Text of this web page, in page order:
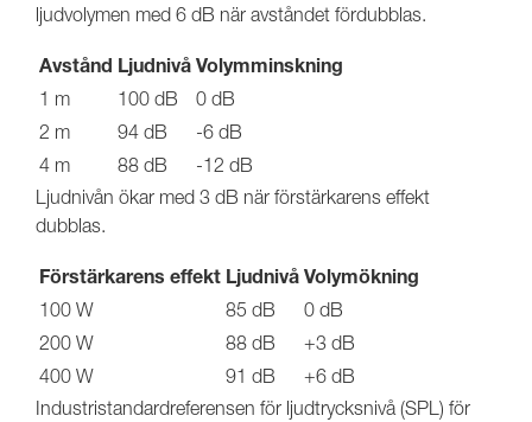
ljudvolymen med 6 dB när avståndet fördubblas.
Avstånd Ljudnivå Volymminskning
1 m
100 dB
0 dB
2 m
94 dB
-6 dB
4 m
88 dB
-12 dB
Ljudnivån ökar med 3 dB när förstärkarens effekt
dubblas.
Förstärkarens effekt Ljudnivå Volymökning
100 W
85 dB
0 dB
200 W
88 dB
+3 dB
400 W
91 dB
+6 dB
Industristandardreferensen för ljudtrycksnivå (SPL) för